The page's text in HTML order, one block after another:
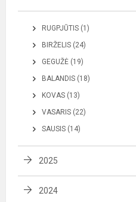
RUGPJŪTIS (1)
BIRŽELIS (24)
GEGUŽĖ (19)
BALANDIS (18)
KOVAS (13)
VASARIS (22)
SAUSIS (14)
2025
2024